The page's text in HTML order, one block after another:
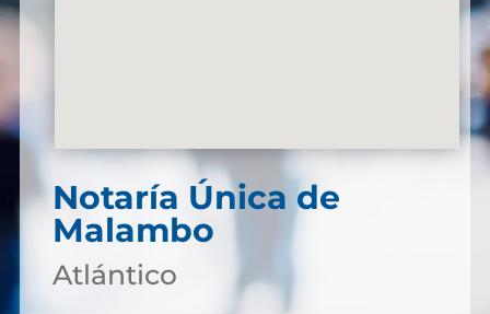
Notaría Única de
Malambo
Atlántico